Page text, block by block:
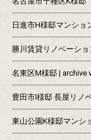
日進市H様邸マンショ
勝川賃貸リノベーショ
名東区M様邸 | archive
豊田市I様邸 長屋リノ
東山公園K様邸マンシ